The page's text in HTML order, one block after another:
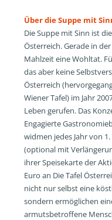
Über die Suppe mit
Die Suppe mit Sinn ist
Österreich. Gerade in
Mahlzeit eine Wohltat.
das aber keine
Österreich
Wiener Tafel) im Jahr
Leben gerufen. Das
Engagierte
widmen jedes Jahr von
(optional mit
ihrer Speisekarte der
Euro an Die Tafel
nicht nur selbst eine
sondern ermöglichen
armutsbetroffene